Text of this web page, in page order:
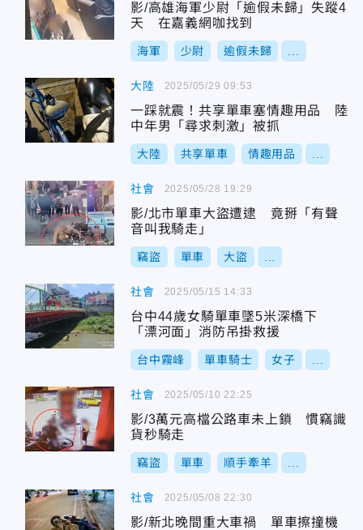
影/高雄海軍少尉「逾假未歸」失蹤4
天 在嘉義網咖找到
海軍 少尉 逾假未歸
大陸
一踩就震！共享單車塞情趣用品 陸
中年男「尋求刺激」被抓
大陸 共享單車 情趣用品
2025/05/29 09:53
社會
影/北市單車大盜遭逮 竟掰「有聲
音叫我騎走」
竊盜 單車 大盜
2025/05/28 19:29
社會
台中44歲女騎單車墜5米深橋下
「漂河面」消防吊掛救援
台中霧峰 單車騎士 女子
2025/05/15 14:33
社會
影/3萬元高檔公路車未上鎖 慣竊識
貨秒騎走
竊盜 單車 順手牽羊
2025/05/10 22:25
社會
影/新北晚間重大車禍 單車擦撞機
2025/05/08 22:30